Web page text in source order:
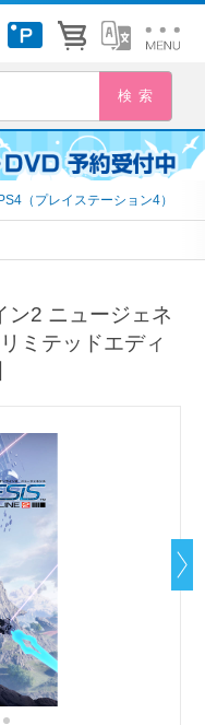
PS4（プレイステーション4）
ン2 ニュージェネ
ミテッドエディ